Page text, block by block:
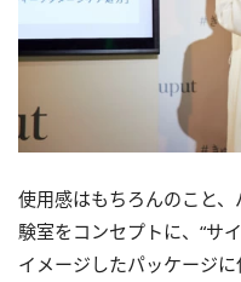
使用感はもちろんのこと
験室をコンセプトに、“サ
イメージしたパッケージに